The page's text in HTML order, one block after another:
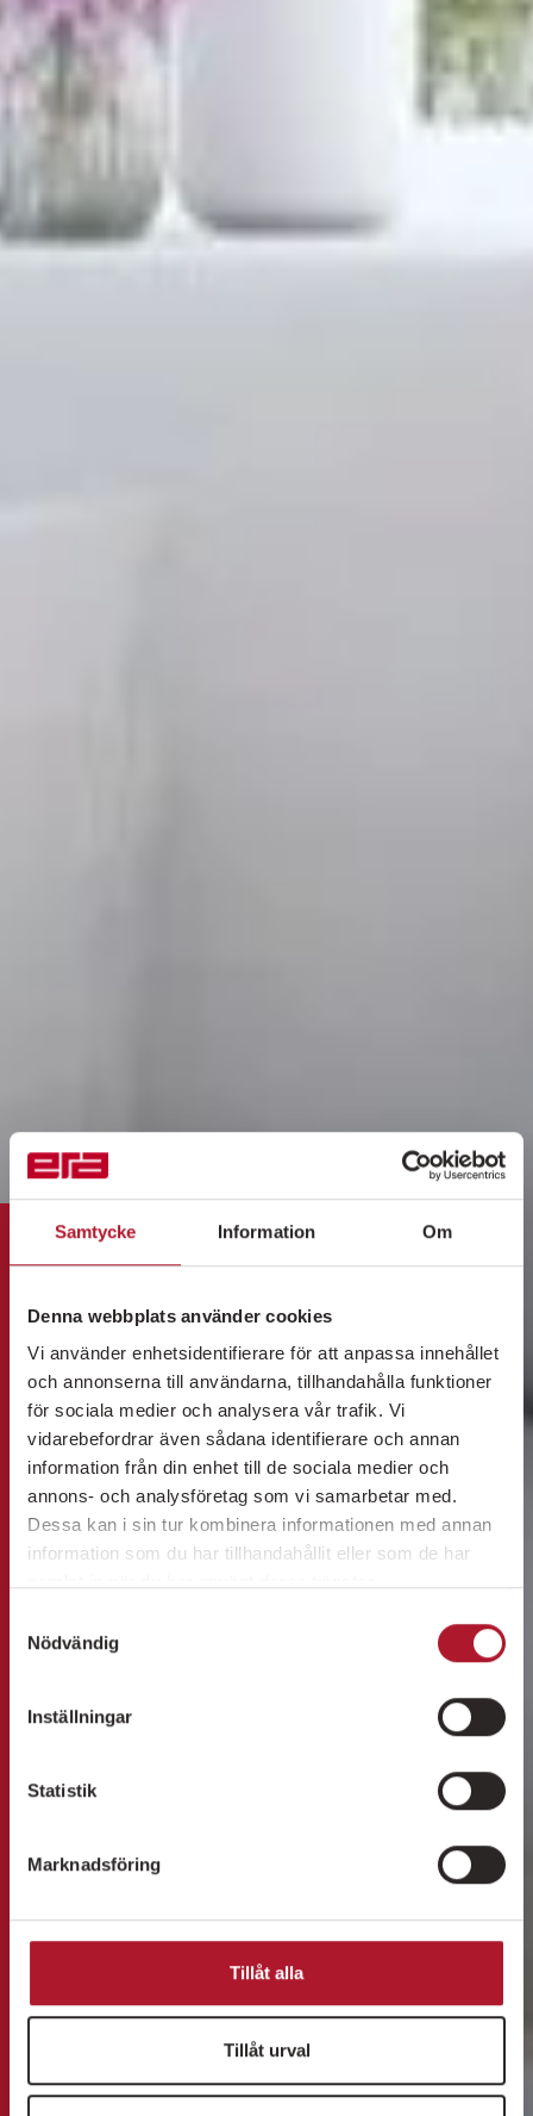
Samtycke Information Om
Denna webbplats använder cookies
Vi använder enhetsidentifierare för att anpassa innehållet
och annonserna till användarna, tillhandahålla funktioner
för sociala medier och analysera vår trafik. Vi
vidarebefordrar även sådana identifierare och annan
information från din enhet till de sociala medier och
annons- och analysföretag som vi samarbetar med.
Dessa kan i sin tur kombinera informationen med annan
information som du har tillhandahållit eller som de har
Nödvändig
Inställningar
Statistik
Marknadsföring
Tillåt alla
Tillåt urval